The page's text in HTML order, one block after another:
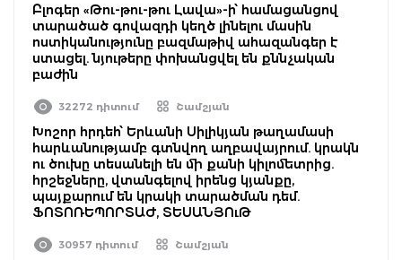
Բլոգեր «Թու-թու-թու Լավա»-ի՝ համացանցով
տարածած գովազդի կեղծ լինելու մասին
ոստիկանությունը բազմաթիվ ահազանգեր է
ստացել. նյութերը փոխանցվել են քննչական
բաժին
32272 դիտում Շամշյան
Խոշոր հրդեհ՝ Երևանի Սիլիկյան թաղամասի
հարևանությամբ գտնվող աղբավայրում. կրակն
ու ծուխը տեսանելի են մի քանի կիլոմետրից.
հրշեջները, վտանգելով իրենց կյանքը,
պայքարում են կրակի տարածման դեմ.
ՖՈՏՈՌԵՊՈՐՏԱԺ, ՏԵՍԱՆՅՈւԹ
30957 դիտում Շամշյան